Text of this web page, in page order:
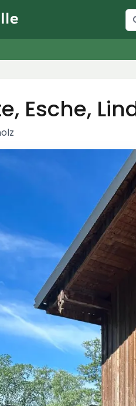
Esche,